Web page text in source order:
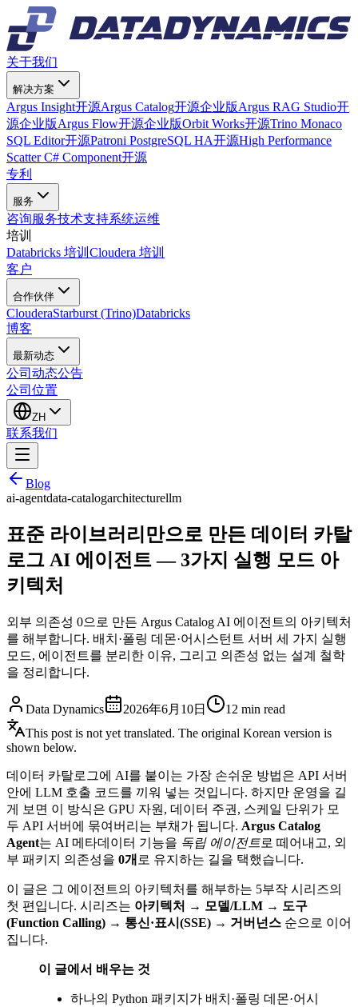
关于我们
解决方案
Argus Insight开源Argus Catalog开源企业版Argus RAG Studio开
源企业版Argus Flow开源企业版Orbit Works开源Trino Monaco
SQL Editor开源Patroni PostgreSQL HA开源High Performance
Scatter C# Component开源
专利
服务
咨询服务技术支持系统运维
培训
Databricks 培训 Cloudera 培训
客户
合作伙伴
ClouderaStarburst (Trino)Databricks
博客
最新动态
公司动态公告
公司位置
ZH
联系我们
Blog
ai-agentdata-catalogarchitecturellm
표준 라이브러리만으로 만든 데이터 카탈
로그 AI 에이전트 — 3가지 실행 모드 아
키텍처
외부 의존성 0으로 만든 Argus Catalog AI 에이전트의 아키텍처
를 해부합니다. 배치·폴링 데몬·어시스턴트 서버 세 가지 실행
모드, 에이전트를 분리한 이유, 그리고 의존성 없는 설계 철학
을 정리합니다.
Data Dynamics 2026年6月10日 12 min read
This post is not yet translated. The original Korean version is
shown below.
데이터 카탈로그에 AI를 붙이는 가장 손쉬운 방법은 API 서버
안에 LLM 호출 코드를 끼워 넣는 것입니다. 하지만 운영을 길
게 보면 이 방식은 GPU 자원, 데이터 주권, 스케일 단위가 모
두 API 서버에 묶여버리는 부채가 됩니다. Argus Catalog
Agent는 AI 메타데이터 기능을 독립 에이전트로 떼어내고, 외
부 패키지 의존성을 0개 로 유지하는 길을 택했습니다.
이 글은 그 에이전트의 아키텍처를 해부하는 5부작 시리즈의
첫 편입니다. 시리즈는 아키텍처 → 모델/LLM → 도구
(Function Calling) → 통신·표시(SSE) → 거버넌스 순으로 이어
집니다.
이 글에서 배우는 것
하나의 Python 패키지가 배치·폴링 데몬·어시